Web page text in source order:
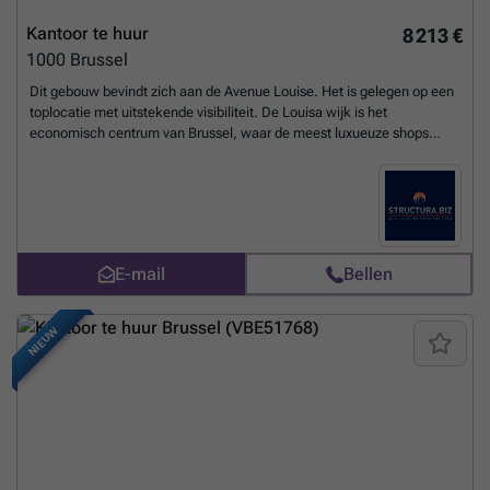
8 213 €
Kantoor te huur
1000 Brussel
Dit gebouw bevindt zich aan de Avenue Louise. Het is gelegen op een
toplocatie met uitstekende visibiliteit. De Louisa wijk is het
economisch centrum van Brussel, waar de meest luxueuze shops
verschillende faciliteiten zich aanbieden. De kantoren zijn recent
mobiliteitsnetwerk: tram 92, 94 en 97, het metrostation Louisa, een
Villo! station (huurfietsen) en ruime ondergrondse parkings.
Oppervlakte tussen 862 en 1.788 m². Parkingsplaatsen beschikbaar:
2.250 €/plaats/jaar.Meer weten?
E-mail Bellen
NIEUW